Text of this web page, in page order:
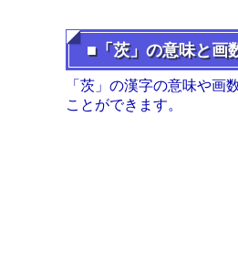
■「茨」の意味と画
「茨」の漢字の意味や
ことができます。